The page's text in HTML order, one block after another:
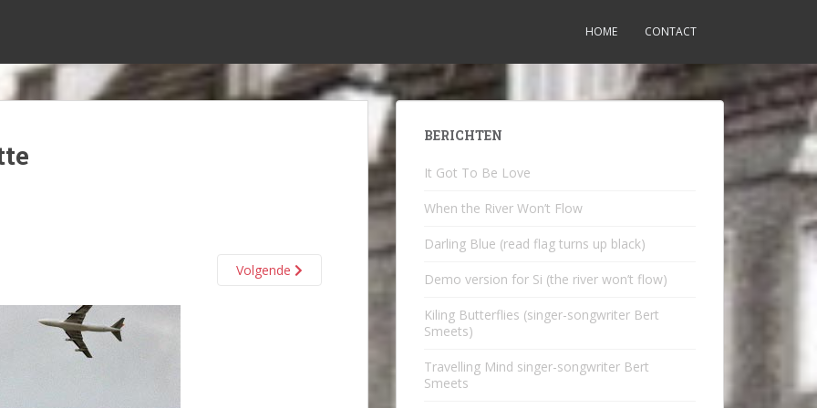
HOME CONTACT
Volgende
BERICHTEN
It Got To Be Love
When the River Won’t Flow
Darling Blue (read flag turns up black)
Demo version for Si (the river won’t flow)
Kiling Butterflies (singer-songwriter Bert
Smeets)
Travelling Mind singer-songwriter Bert
Smeets